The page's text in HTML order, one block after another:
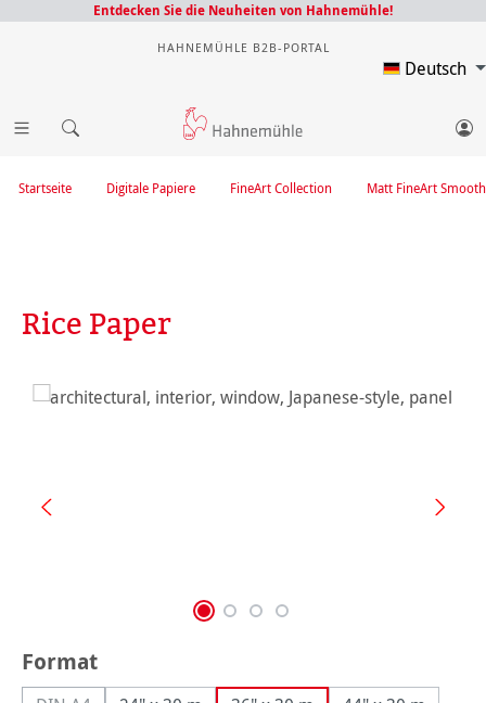
Entdecken Sie die Neuheiten von Hahnemühle!
HAHNEMÜHLE B2B-PORTAL
Deutsch
Matt FineArt Smooth
FineArt Collection
Digitale Papiere
Startseite
Rice Paper
Bildergalerie überspringen
Formatauswählen